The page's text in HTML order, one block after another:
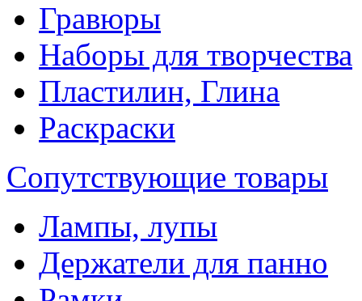
Гравюры
Наборы для творчества
Пластилин, Глина
Раскраски
Сопутствующие товары
Лампы, лупы
Держатели для панно